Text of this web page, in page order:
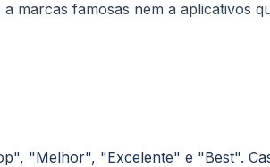
marcas famosas nem a aplicativos
"Melhor", "Excelente" e "Best".